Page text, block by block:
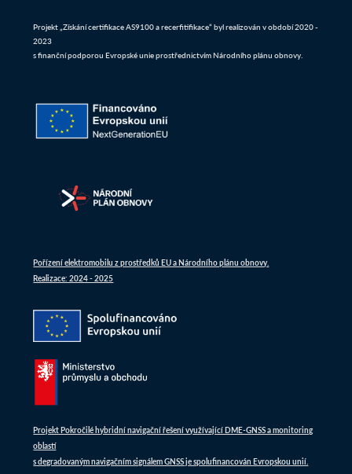
Projekt „Získání certifikace AS9100 a recerfitifikace“ byl realizován v období 2020 -
2023
s finanční podporou Evropské unie prostřednictvím Národního plánu obnovy.
Pořízení elektromobilu z prostředků EU a Národního plánu obnovy.
Realizace: 2024 - 2025
Projekt Pokročilé hybridní navigační řešení využívající DME-GNSS a monitoring
oblastí
s degradovaným navigačním signálem GNSS je spolufinancován Evropskou unií.